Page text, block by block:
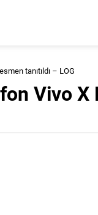
tanıtıldı – LOG
Vivo X